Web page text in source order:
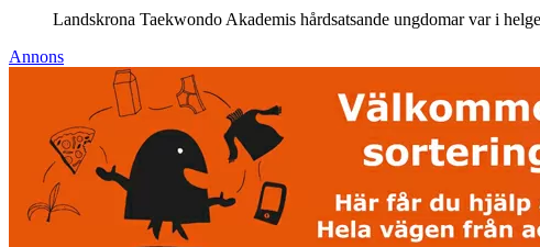
Landskrona Taekwondo Akademis hårdsatsande ungdomar var i
Annons